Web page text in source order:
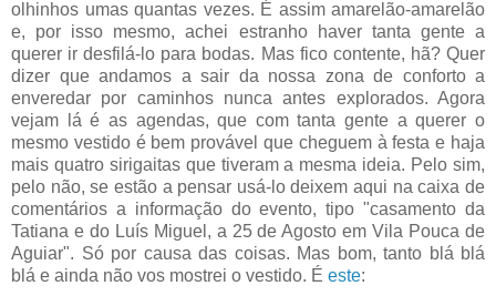
olhinhos umas quantas vezes. É assim amarelão-amarelão
e, por isso mesmo, achei estranho haver tanta gente a
querer ir desfilá-lo para bodas. Mas fico contente, hã? Quer
dizer que andamos a sair da nossa zona de conforto a
enveredar por caminhos nunca antes explorados. Agora
vejam lá é as agendas, que com tanta gente a querer o
mesmo vestido é bem provável que cheguem à festa e haja
mais quatro sirigaitas que tiveram a mesma ideia. Pelo sim,
pelo não, se estão a pensar usá-lo deixem aqui na caixa de
comentários a informação do evento, tipo "casamento da
Tatiana e do Luís Miguel, a 25 de Agosto em Vila Pouca de
Aguiar". Só por causa das coisas. Mas bom, tanto blá blá
blá e ainda não vos mostrei o vestido. É este: